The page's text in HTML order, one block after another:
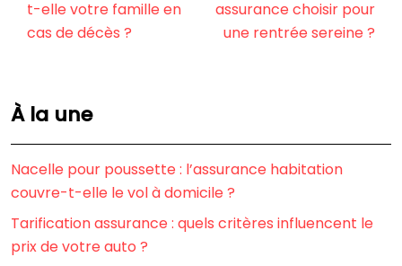
t-elle votre famille en
cas de décès ?
assurance choisir pour
une rentrée sereine ?
À la une
Nacelle pour poussette : l’assurance habitation
couvre-t-elle le vol à domicile ?
Tarification assurance : quels critères influencent le
prix de votre auto ?